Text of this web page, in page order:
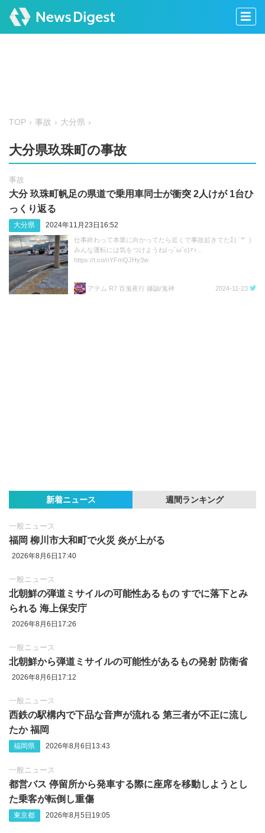
TOP 事故 大分県
大分県玖珠町の事故
事故
大分 玖珠町帆足の県道で乗用車同士が衝突 2人けが 1台ひ
っくり返る
大分県 2024年11月23日16:52
仕事終わって本業に向かってたら近くで事故起きてたΣ( ˙꒳​˙ )
みんな運転には気をつけようね(っ´ω`c)ﾏｯ...
https://t.co/nYFmQJHy3w
アテム R7 百鬼夜行 鎌鼬/鬼神 2024-11-23
新着ニュース 週間ランキング
一般ニュース
福岡 柳川市大和町で火災 炎が上がる
2026年8月6日17:40
一般ニュース
北朝鮮の弾道ミサイルの可能性あるもの すでに落下とみ
られる 海上保安庁
2026年8月6日17:26
一般ニュース
北朝鮮から弾道ミサイルの可能性があるもの発射 防衛省
2026年8月6日17:12
一般ニュース
西鉄の駅構内で下品な音声が流れる 第三者が不正に流し
たか 福岡
福岡県 2026年8月6日13:43
一般ニュース
都営バス 停留所から発車する際に座席を移動しようとし
た乗客が転倒し重傷
東京都 2026年8月5日19:05